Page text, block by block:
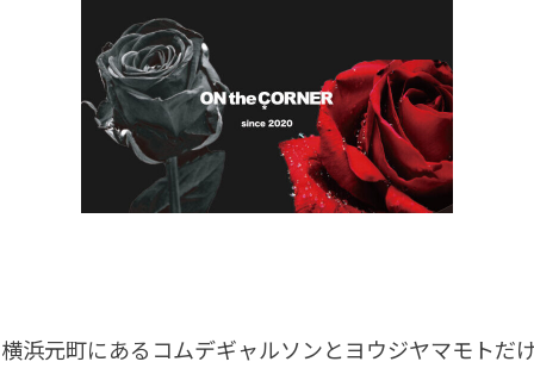
浜元町にあるコムデギャルソンとヨウジヤマモトだ